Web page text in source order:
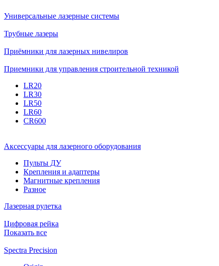
Универсальные лазерные системы
Трубные лазеры
Приёмники для лазерных нивелиров
Приемники для управления строительной техникой
LR20
LR30
LR50
LR60
CR600
Аксессуары для лазерного оборудования
Пульты ДУ
Крепления и адаптеры
Магнитные крепления
Разное
Лазерная рулетка
Цифровая рейка
Показать все
Spectra Precision